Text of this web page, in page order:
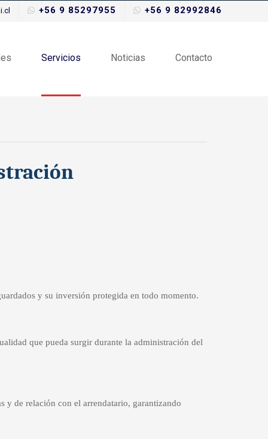
+56 9 85297955 +56 9 82992846
Servicios Noticias Contacto
y su inversión protegida en todo momento.
que pueda surgir durante la administración del
y de relación con el arrendatario, garantizando